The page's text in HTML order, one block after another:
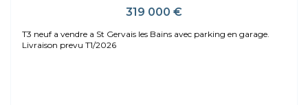
319 000 €
T3 neuf a vendre a St Gervais les Bains avec parking en garage.
Livraison prevu T1/2026